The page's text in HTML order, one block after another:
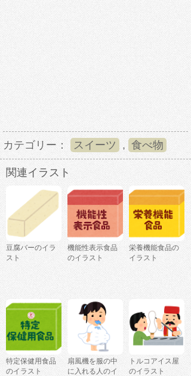
カテゴリー： スイーツ , 食べ物
関連イラスト
豆腐バーのイラ
スト
機能性表示食品
のイラスト
栄養機能食品の
イラスト
特定保健用食品
のイラスト
扇風機を服の中
に入れる人のイ
トルコアイス屋
のイラスト